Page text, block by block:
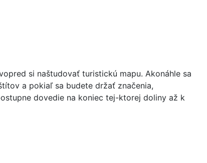
si naštudovať turistickú mapu. Akonáhle sa
a pokiaľ sa budete držať značenia,
dovedie na koniec tej-ktorej doliny až k